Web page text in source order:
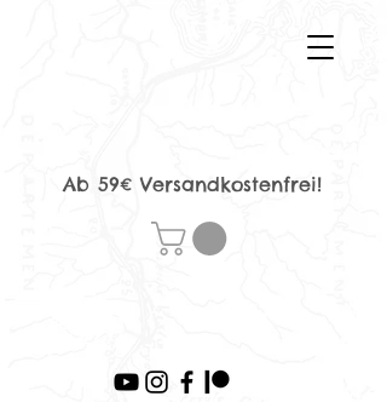
Ab 59€ Versandkostenfrei!